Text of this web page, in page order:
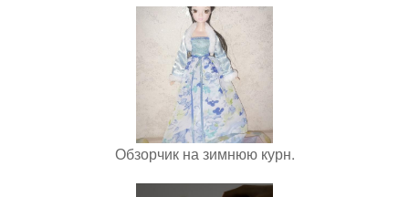
Обзорчик на зимнюю курн.